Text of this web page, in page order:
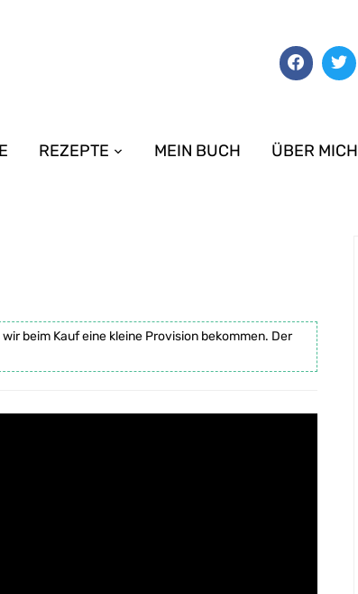
REZEPTE MEIN BUCH ÜBER MICH
beim Kauf eine kleine Provision bekommen. Der